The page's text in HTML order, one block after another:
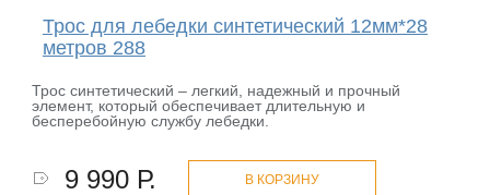
Трос для лебедки синтетический 12мм*28
метров 288
Трос синтетический – легкий, надежный и прочный
элемент, который обеспечивает длительную и
бесперебойную службу лебедки.
9 990 Р. В КОРЗИНУ